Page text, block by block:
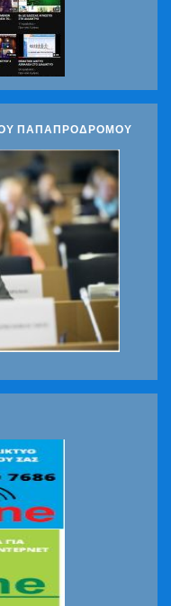
ΠΑΠΑΠΡΟΔΡΟΜΟΥ